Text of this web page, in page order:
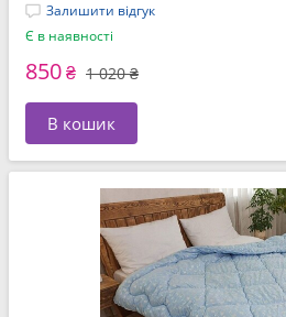
Залишити відгук
Є в наявності
850₴ 1 020 ₴
В кошик